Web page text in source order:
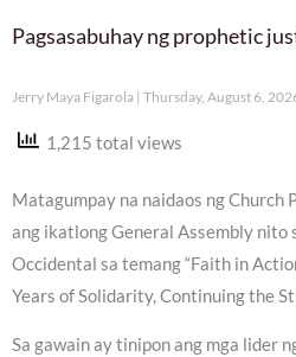
Pagsasabuhay ng prophetic
Jerry Maya Figarola Thursday, August 6,
1,215 total views
Matagumpay na naidaos ng Church
ang ikatlong General Assembly nito
Occidental sa temang “Faith in
Years of Solidarity, Continuing the
Sa gawain ay tinipon ang mga lider